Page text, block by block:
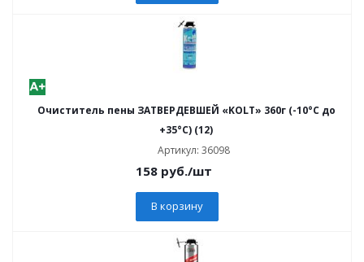
Очиститель пены ЗАТВЕРДЕВШЕЙ «KOLT» 360г (-10°C до
+35°C) (12)
Артикул: 36098
158 руб./шт
В корзину